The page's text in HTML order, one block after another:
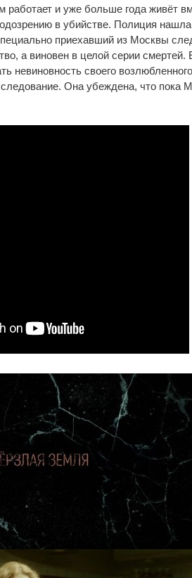
и уже больше года живёт
в убийстве. Полиция
приехавший из Москвы
а виновен в целой серии смертей.
невиновность своего
Она убеждена, что пока